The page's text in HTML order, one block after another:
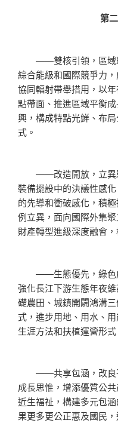
第
——雙核引領，區域聯
綜合能級和國際競爭力
協同輻射帶舉措用，以
點帶面、推進區域平衡
興，構成特點光鮮、布
式。
——改造開放，立異驅
裝備擺設中的決議性感
的先導和衝破感化，積
例立異，面向國際外集
財產轉型進級深度融會
——生態優先，綠色成
強化長江下游生態年夜
礎農田、城鎮開闢鴻溝
式，進步用地、用水、
生涯方法和扶植運營形
——共享包涵，改良平
成長思惟，增添優質公
近生福祉，構建多元包
果更多更公正惠及國民